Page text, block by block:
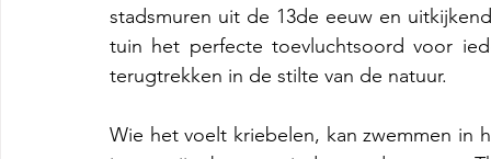
stadsmuren uit de 13de eeuw en
tuin het perfecte toevluchtsoord voor
terugtrekken in de stilte van de natuur.
Wie het voelt kriebelen, kan zwemmen in